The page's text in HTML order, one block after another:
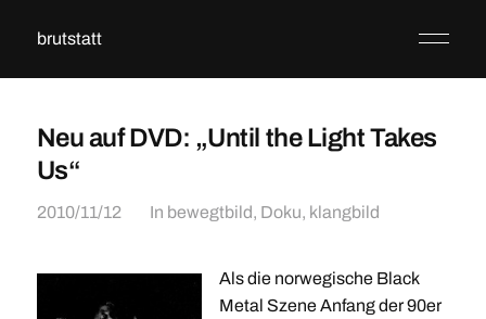
brutstatt
Neu auf DVD: „Until the Light Takes
Us“
2010/11/12 In bewegtbild, Doku, klangbild
Als die norwegische Black
Metal Szene Anfang der 90er